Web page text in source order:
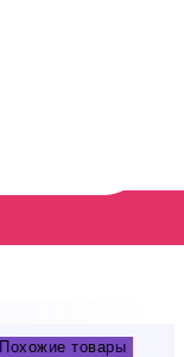
Похожие товары